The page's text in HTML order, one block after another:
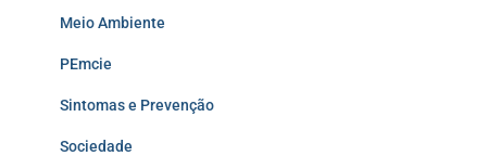
Meio Ambiente
PEmcie
Sintomas e Prevenção
Sociedade